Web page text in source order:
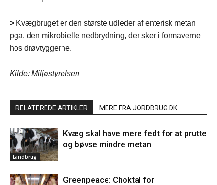
> Kvægbruget er den største udleder af enterisk metan
pga. den mikrobielle nedbrydning, der sker i formaverne
hos drøvtyggerne.
Kilde: Miljøstyrelsen
RELATEREDE ARTIKLER MERE FRA JORDBRUG.DK
Landbrug
Kvæg skal have mere fedt for at prutte
og bøvse mindre metan
Greenpeace: Choktal for